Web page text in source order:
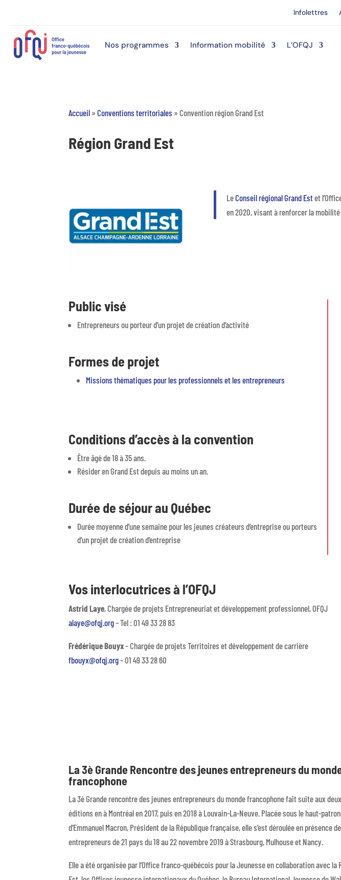
Infolettres
Nos programmes Information mobilité L’OFQJ
Accueil »Conventions territoriales »Convention région Grand Est
Région Grand Est
LeConseil régional Grand Estet
en 2020, visant à renforcer la mobilité
Public visé
Entrepreneurs ou porteur d’un projet de création d’activité
Formes de projet
Missions thématiques pour les professionnels et les entrepreneurs
Conditions d’accès à la convention
Être âgé de 18 à 35 ans.
Résider en Grand Est depuis au moins un an.
Durée de séjour au Québec
Durée moyenne d’une semaine pour les jeunes créateurs d’entreprise ou porteurs
d’un projet de création d’entreprise
Vos interlocutrices à l’OFQJ
Astrid Laye, Chargée de projets Entrepreneuriat et développement professionnel, OFQJ
alaye@ofqj.org– Tel : 01 49 33 28 83
Frédérique Bouyx– Chargée de projets Territoires et développement de carrière
fbouyx@ofqj.org– 01 49 33 28 60
La 3è Grande Rencontre des jeunes entrepreneurs du
francophone
La 3è Grande rencontre des jeunes entrepreneurs du monde francophone fait suite aux
éditions en à Montréal en 2017, puis en 2018 à Louvain-La-Neuve. Placée sous le haut-
d’Emmanuel Macron, Président de la République française, elle s’est déroulée en présence
entrepreneurs de 21 pays du 18 au 22 novembre 2019 à Strasbourg, Mulhouse et Nancy.
Elle a été organisée par l’Office franco-québécois pour la Jeunesse en collaboration avec la